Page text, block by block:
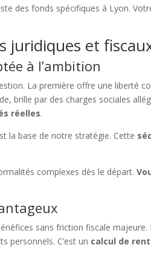
des fonds spécifiques à Lyon.
juridiques et
à l’ambition
La première offre une liberté
brille par des charges sociales
réelles.
la base de notre stratégie. Cette
complexes dès le départ.
sans friction fiscale majeure.
personnels. C’est un calcul de